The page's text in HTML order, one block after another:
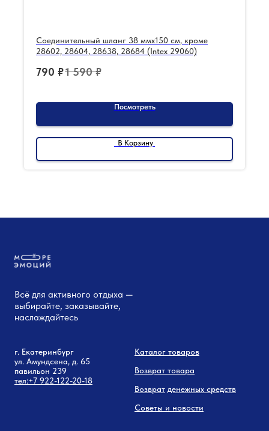
Соединительный шланг 38 ммх150 см, кроме
28602, 28604, 28638, 28684 (Intex 29060)
790 ₽1 590 ₽
Посмотреть
В Корзину
Всё для активного отдыха —
выбирайте, заказывайте,
наслаждайтесь
г. Екатеринбург
ул. Амундсена, д. 65
павильон 239
тел:+7 922-122-20-18
Каталог товаров
Возврат товара
Возврат денежных средств
Советы и новости